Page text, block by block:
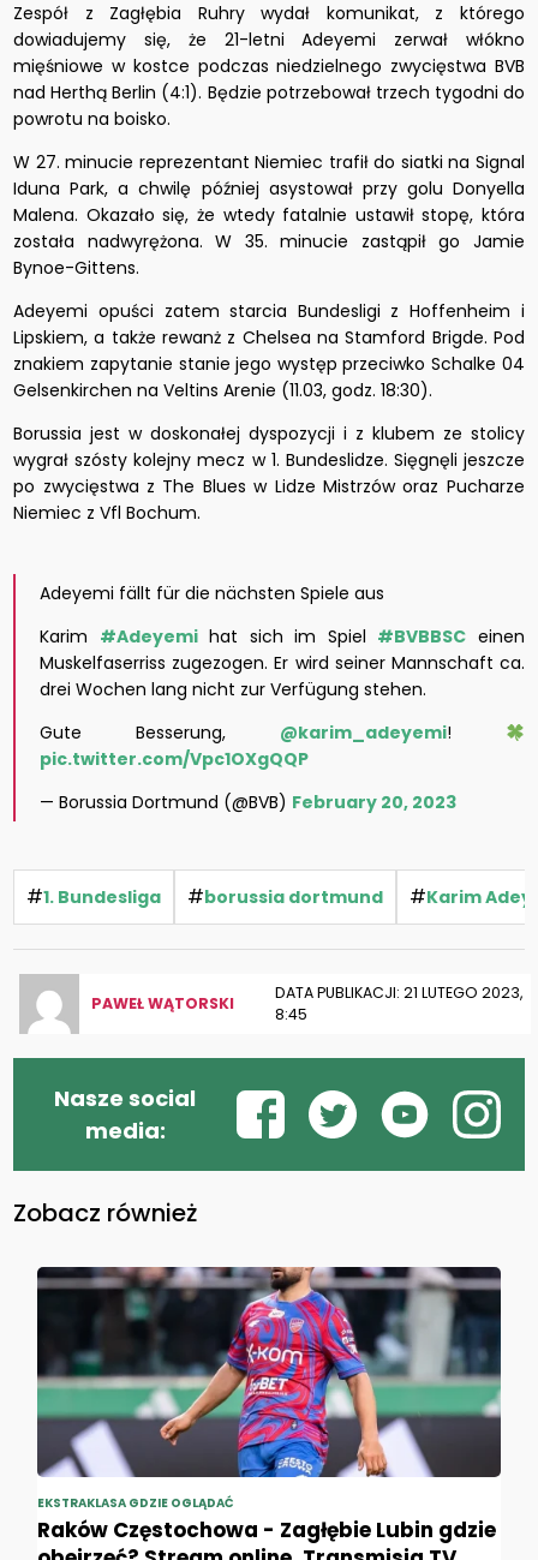
Zespół z Zagłębia Ruhry wydał komunikat, z którego
dowiadujemy się, że 21-letni Adeyemi zerwał włókno
mięśniowe w kostce podczas niedzielnego zwycięstwa BVB
nad Herthą Berlin (4:1). Będzie potrzebował trzech tygodni do
powrotu na boisko.
W 27. minucie reprezentant Niemiec trafił do siatki na Signal
Iduna Park, a chwilę później asystował przy golu Donyella
Malena. Okazało się, że wtedy fatalnie ustawił stopę, która
została nadwyrężona. W 35. minucie zastąpił go Jamie
Bynoe-Gittens.
Adeyemi opuści zatem starcia Bundesligi z Hoffenheim i
Lipskiem, a także rewanż z Chelsea na Stamford Brigde. Pod
znakiem zapytanie stanie jego występ przeciwko Schalke 04
Gelsenkirchen na Veltins Arenie (11.03, godz. 18:30).
Borussia jest w doskonałej dyspozycji i z klubem ze stolicy
wygrał szósty kolejny mecz w 1. Bundeslidze. Sięgnęli jeszcze
po zwycięstwa z The Blues w Lidze Mistrzów oraz Pucharze
Niemiec z Vfl Bochum.
Adeyemi fällt für die nächsten Spiele aus
Karim #Adeyemihat sich im Spiel #BVBBSC einen
Muskelfaserriss zugezogen. Er wird seiner Mannschaft ca.
drei Wochen lang nicht zur Verfügung stehen.
Gute Besserung, @karim_adeyemi!
pic.twitter.com/Vpc1OXgQQP
— Borussia Dortmund (@BVB) February 20, 2023
#1. Bundesliga #borussia dortmund #Karim
PAWEŁ WĄTORSKI
DATA PUBLIKACJI: 21 LUTEGO 2023,
8:45
Nasze social
media:
Zobacz również
EKSTRAKLASA GDZIE OGLĄDAĆ
Raków Częstochowa - Zagłębie Lubin gdzie